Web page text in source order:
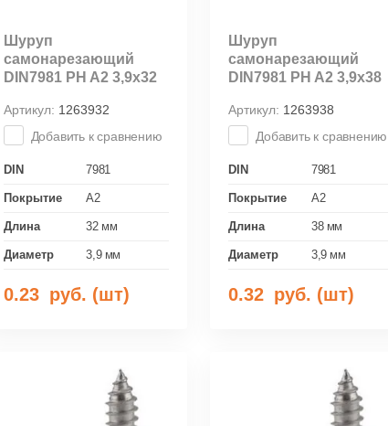
Шуруп
самонарезающий
DIN7981 PH A2 3,9x32
Артикул: 1263932
Добавить к сравнению
DIN 7981
Покрытие A2
Длина 32 мм
Диаметр 3,9 мм
0.23 руб. (шт)
Шуруп
самонарезающий
DIN7981 PH A2 3,9х38
Артикул: 1263938
Добавить к сравнению
DIN 7981
Покрытие A2
Длина 38 мм
Диаметр 3,9 мм
0.32 руб. (шт)